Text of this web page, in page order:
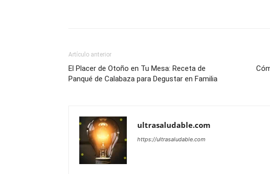
Artículo anterior
El Placer de Otoño en Tu Mesa: Receta de
Panqué de Calabaza para Degustar en Familia
ultrasaludable.com
https://ultrasaludable.com